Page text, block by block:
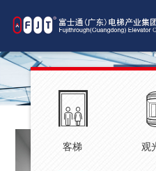
客梯 观